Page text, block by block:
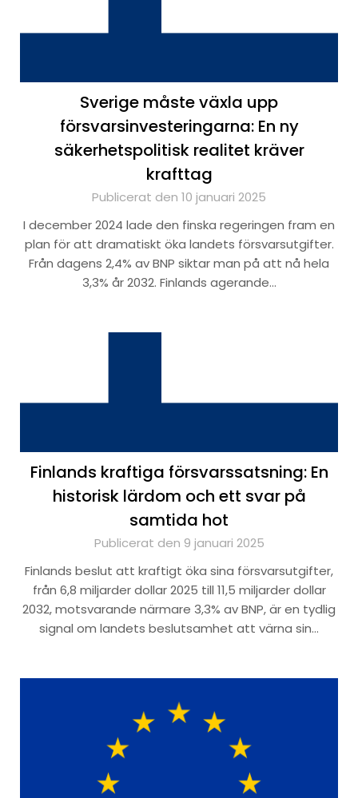
Sverige måste växla upp
försvarsinvesteringarna: En ny
säkerhetspolitisk realitet kräver
krafttag
Publicerat den 10 januari 2025
I december 2024 lade den finska regeringen fram en
plan för att dramatiskt öka landets försvarsutgifter.
Från dagens 2,4% av BNP siktar man på att nå hela
3,3% år 2032. Finlands agerande…
Finlands kraftiga försvarssatsning: En
historisk lärdom och ett svar på
samtida hot
Publicerat den 9 januari 2025
Finlands beslut att kraftigt öka sina försvarsutgifter,
från 6,8 miljarder dollar 2025 till 11,5 miljarder dollar
2032, motsvarande närmare 3,3% av BNP, är en tydlig
signal om landets beslutsamhet att värna sin…